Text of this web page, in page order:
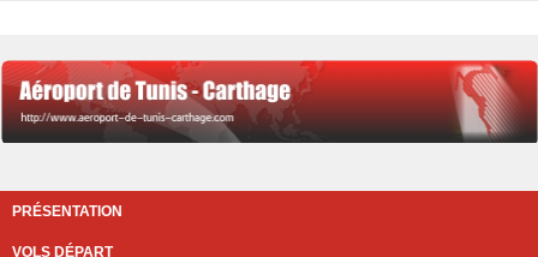
PRÉSENTATION
VOLS DÉPART